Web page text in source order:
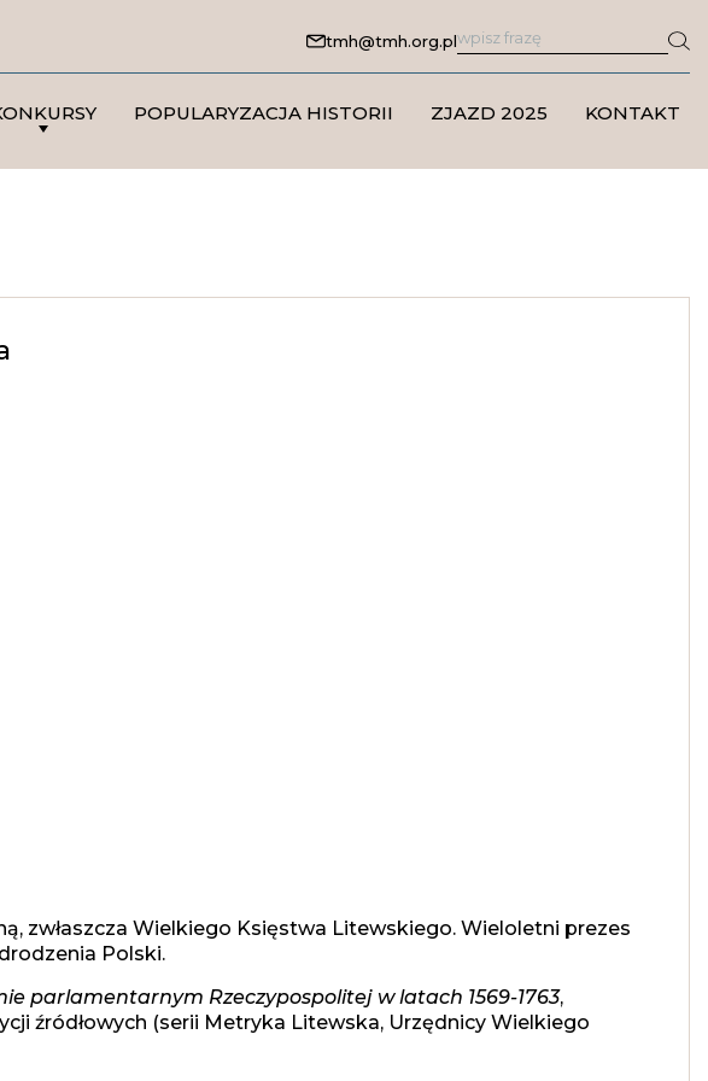
tmh@tmh.org.pl
POPULARYZACJA HISTORII ZJAZD 2025 KONTAKT
zwłaszcza Wielkiego Księstwa Litewskiego. Wieloletni prezes
Polski.
parlamentarnym Rzeczypospolitej w latach 1569-1763,
źródłowych (serii Metryka Litewska, Urzędnicy Wielkiego